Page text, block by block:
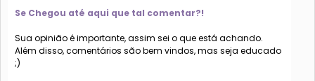
Se Chegou até aqui que tal comentar?!
Sua opinião é importante, assim sei o que está achando.
Além disso, comentários são bem vindos, mas seja educado
;)